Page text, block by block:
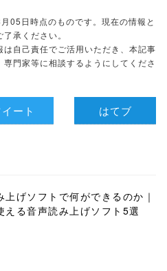
05日時点のものです。現在の情報と
承ください。
自己責任でご活用いただき、本記事
門家等に相談するようにしてくださ
ート はてブ
上げソフトで何ができるのか｜
える音声読み上げソフト5選